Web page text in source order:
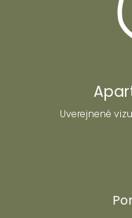
Uverejnené